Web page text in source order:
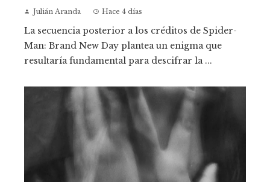
Julián Aranda Hace 4 días
La secuencia posterior a los créditos de Spider-
Man: Brand New Day plantea un enigma que
resultaría fundamental para descifrar la ...